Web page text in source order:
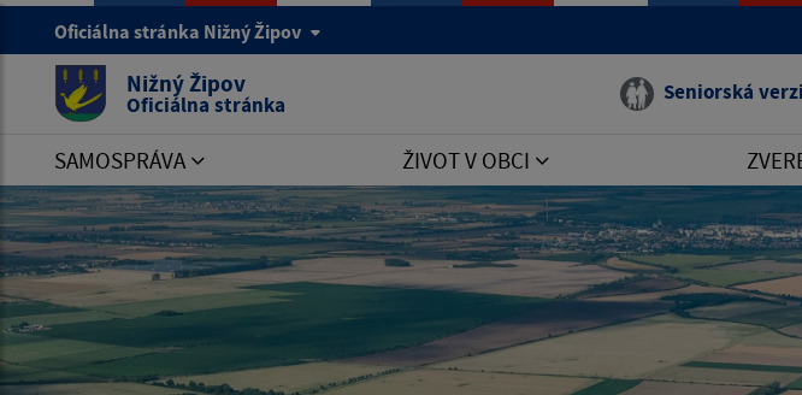
Oficiálna stránka Nižný Žipov
Nižný Žipov
Oficiálna stránka Seniorská
SAMOSPRÁVA ŽIVOT V OBCI